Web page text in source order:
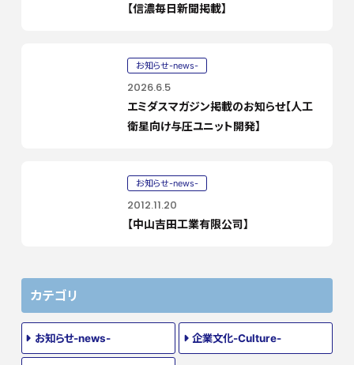
【信濃毎日新聞掲載】
お知らせ-news-
2026.6.5
エミダスマガジン掲載のお知らせ【人工
衛星向け与圧ユニット開発】
お知らせ-news-
2012.11.20
【中山吉田工業有限公司】
カテゴリ
お知らせ-news- 企業文化-Culture-